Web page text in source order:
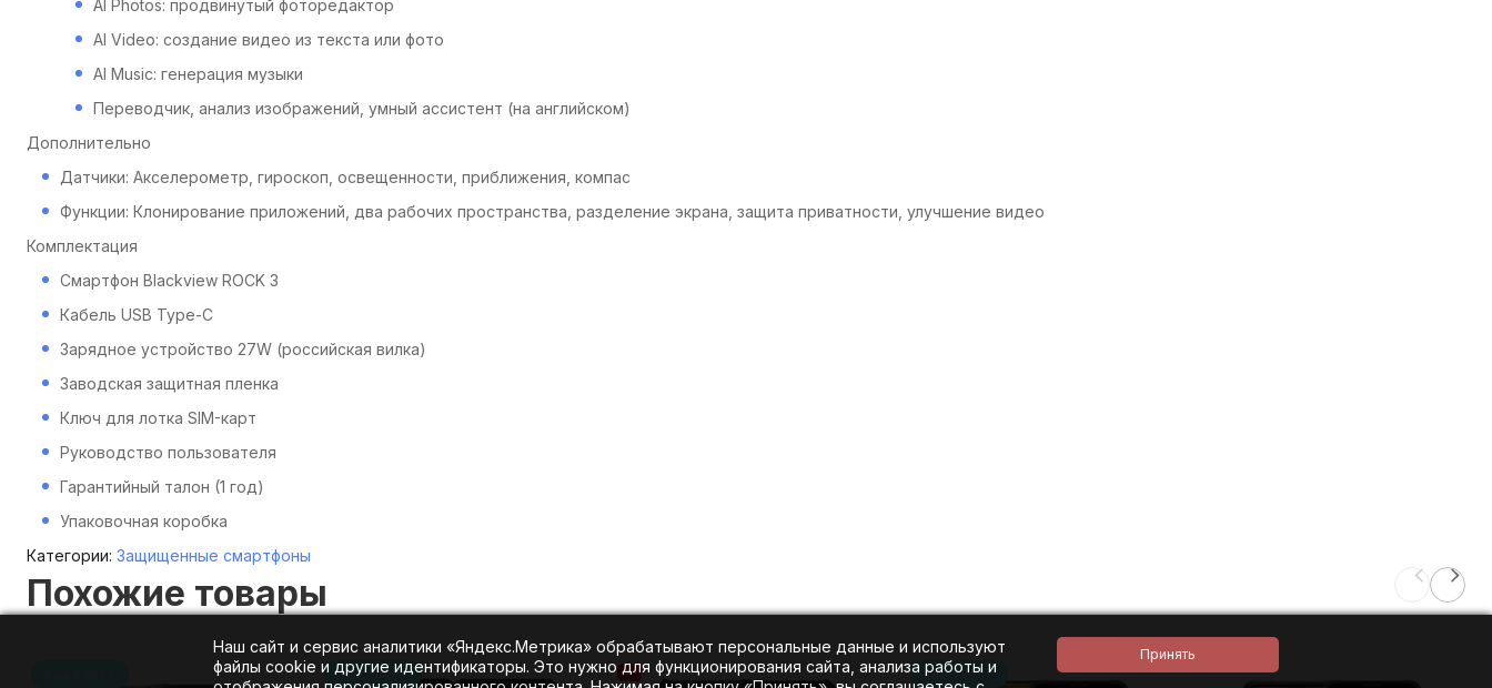
AI Photos: продвинутый фоторедактор
AI Video: создание видео из текста или фото
AI Music: генерация музыки
Переводчик, анализ изображений, умный ассистент (на английском)
Дополнительно
Датчики: Акселерометр, гироскоп, освещенности, приближения, компас
Функции: Клонирование приложений, два рабочих пространства, разделение экрана, защита приватности, улучшение видео
Комплектация
Смартфон Blackview ROCK 3
Кабель USB Type-C
Зарядное устройство 27W (российская вилка)
Заводская защитная пленка
Ключ для лотка SIM-карт
Руководство пользователя
Гарантийный талон (1 год)
Упаковочная коробка
Категории: Защищенные смартфоны
Похожие товары
ваш текст ваш текст
Наш сайт и сервис аналитики «Яндекс.Метрика» обрабатывают персональные данные и используют
файлы cookie и другие идентификаторы. Это нужно для функционирования сайта, анализа работы и